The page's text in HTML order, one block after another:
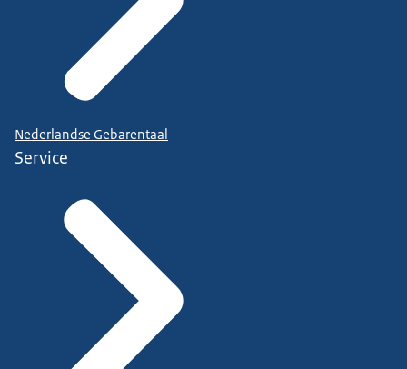
Nederlandse Gebarentaal
Service